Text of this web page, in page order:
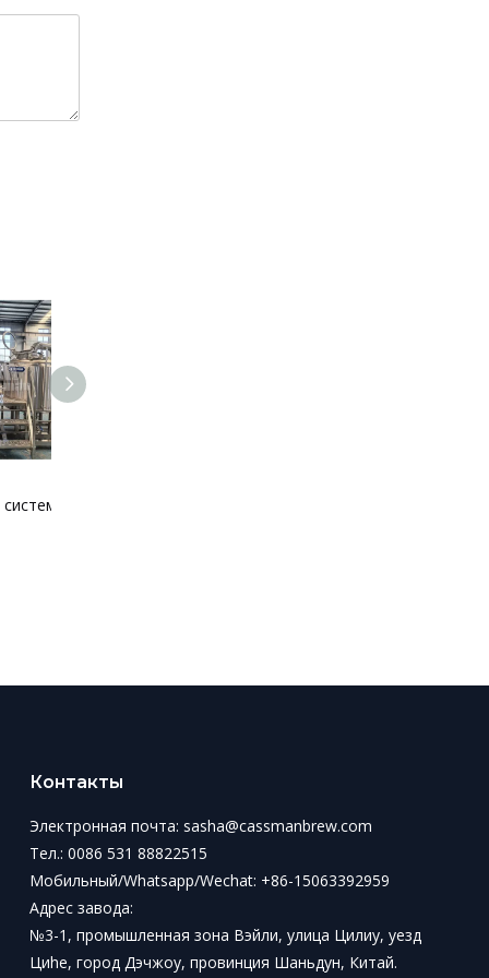
Пивоваренная система объемом 600 л
Контакты
Электронная почта: sasha@cassmanbrew.com
Тел.: 0086 531 88822515
Мобильный/Whatsapp/Wechat: +86-15063392959
Адрес завода:
№3-1, промышленная зона Вэйли, улица Цилиу, уезд
Циhe, город Дэчжоу, провинция Шаньдун, Китай.